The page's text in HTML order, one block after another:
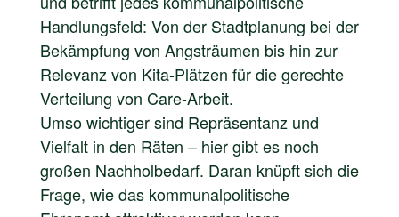
Handlungsfeld: Von der Stadtplanung bei der
Bekämpfung von Angsträumen bis hin zur
Relevanz von Kita-Plätzen für die gerechte
Verteilung von Care-Arbeit.
Umso wichtiger sind Repräsentanz und
Vielfalt in den Räten – hier gibt es noch
großen Nachholbedarf. Daran knüpft sich die
Frage, wie das kommunalpolitische